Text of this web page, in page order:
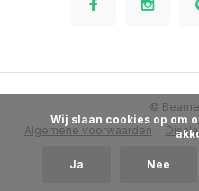
Algemene voorwaarden
©
Ja Nee